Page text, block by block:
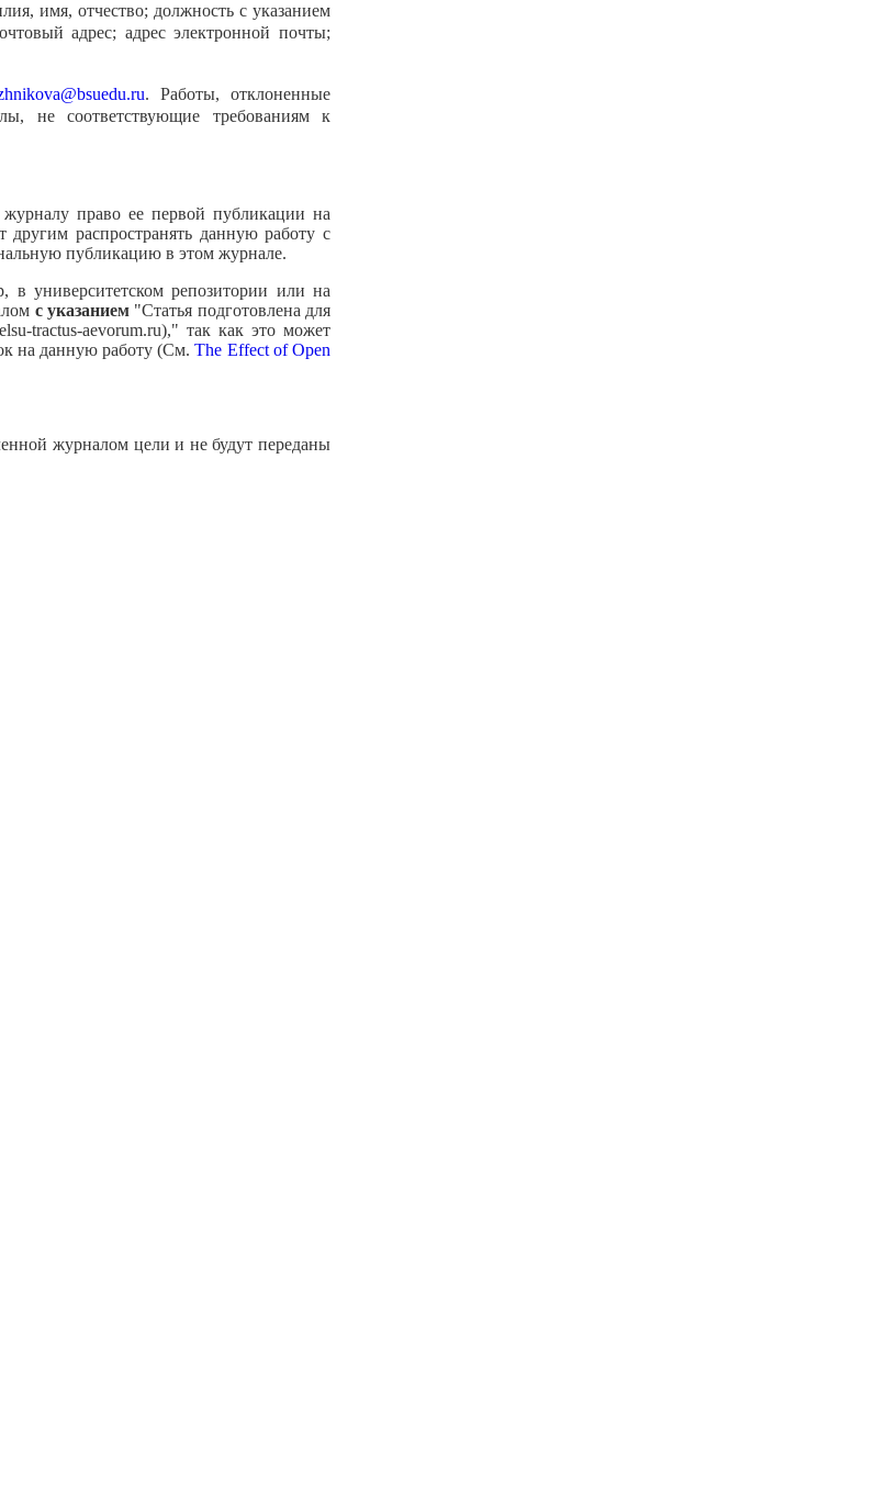
имя, отчество; должность с указанием
адрес; адрес электронной почты;
. Работы, отклоненные
не соответствующие требованиям к
право ее первой публикации на
другим распространять данную работу с
публикацию в этом журнале.
университетском репозитории или на
с указанием "Статья подготовлена для
tractus-aevorum.ru)," так как это может
на данную работу (См.The Effect of Open
журналом цели и не будут переданы